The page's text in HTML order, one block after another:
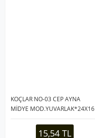
KOÇLAR NO-03 CEP AYNA
MİDYE MOD.YUVARLAK*24X16
15,54 TL